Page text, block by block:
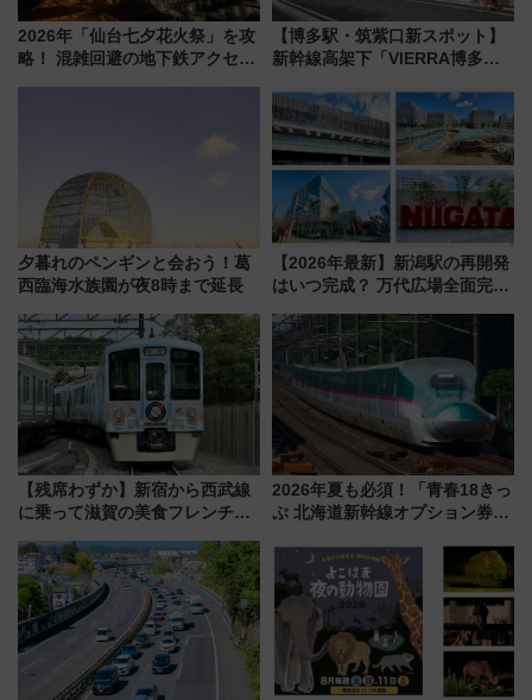
2026年「仙台七夕花火祭」を攻
略！ 混雑回避の地下鉄アクセス
【博多駅・筑紫口新スポット】
新幹線高架下「VIERRA博多テ
など注目の全6店舗 「博多活憩
通り」も一新
夕暮れのペンギンと会おう！葛
西臨海水族園が夜8時まで延長
【2026年最新】新潟駅の再開発
はいつ完成？ 万代広場全面完成
開発、バスタ新潟構想まで徹底
解説！
【残席わずか】新宿から西武線
に乗って滋賀の美食フレンチを
「52席の至福」で味わう近江牛
や伝統文化の特別コラボ
2026年夏も必須！「青春18きっ
ぷ 北海道新幹線オプション券」
の罠